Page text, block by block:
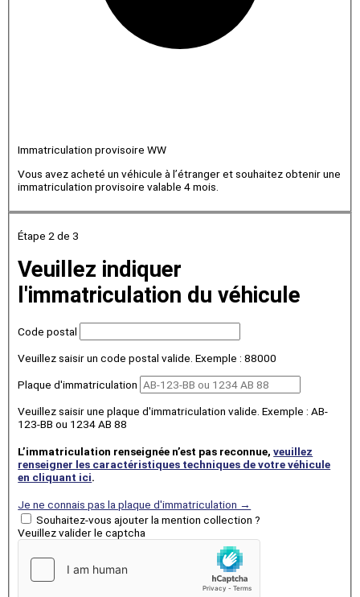
Immatriculation provisoire WW
Vous avez acheté un véhicule à l’étranger et souhaitez obtenir une
immatriculation provisoire valable 4 mois.
Étape 2de 3
Veuillez indiquer
l'immatriculation du véhicule
Code postal
Veuillez saisir un code postal valide. Exemple : 88000
Plaque d'immatriculation
Veuillez saisir une plaque d'immatriculation valide. Exemple : AB-
123-BB ou 1234 AB 88
L’immatriculation renseignée n’est pas reconnue,veuillez
renseigner les caractéristiques techniques de votre véhicule
en cliquant ici.
Je ne connais pas la plaque d'immatriculation →
Souhaitez-vous ajouter la mention collection ?
Veuillez valider le captcha